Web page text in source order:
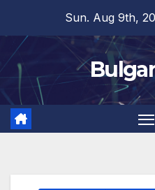
content
Sun. Aug 9th,